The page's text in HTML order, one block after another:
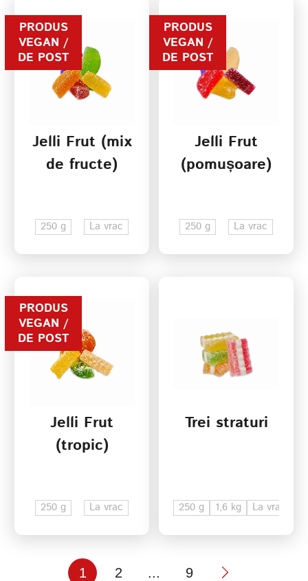
PRODUS
VEGAN /
DE POST
Jelli Frut (mix
de fructe)
250 g La vrac
PRODUS
VEGAN /
DE POST
Jelli Frut
(pomușoare)
250 g La vrac
PRODUS
VEGAN /
DE POST
Jelli Frut
(tropic)
250 g La vrac
Trei straturi
250 g 1,6 kg La vrac
1 2 ... 9